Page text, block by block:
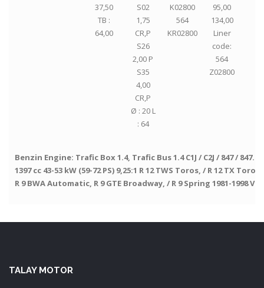
37,50
TB :
64,00
S02
1,75
CR,P
S26
2,00 P
S35
4,00
CR,P
Ø : 20 L
: 64
K02800
564
KR02800
95,00
134,00
Liner
code:
564
Z02800
Benzin Engine: Trafic Box 1.4, Trafic Bus 1.4 C1J / C2J / 847 / 847.20
1397 cc 43-53 kW (59-72 PS) 9,25:1 R 12 TWS Toros, / R 12 TX
R 9 BWA Automatic, R 9 GTE Broadway, / R 9 Spring 1981-1998
TALAY MOTOR